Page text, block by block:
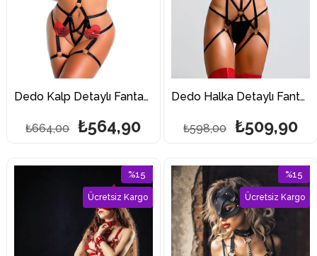
Dedo Kalp Detaylı Fantazi Harness
₺564,90
₺664,00
Dedo Halka Detaylı Fantazi Harness
₺509,90
₺598,00
%15
İndirim
%15İndirim
Ücretsiz Kargo
%15
İndirim
Ücretsiz Kargo